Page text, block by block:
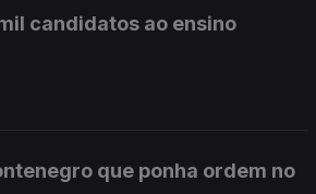
candidatos ao ensino
que ponha ordem no